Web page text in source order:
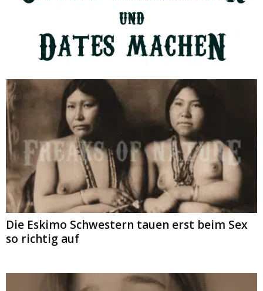
Die Eskimo Schwestern tauen erst beim Sex
so richtig auf